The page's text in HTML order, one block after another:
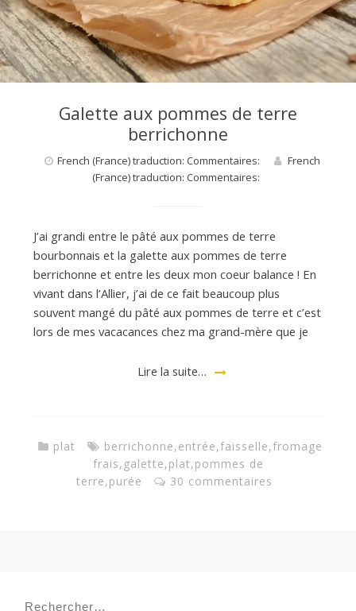
e
Galette aux pommes de terre
berrichonne
French (France) traduction: Commentaires:
French
(France) traduction: Commentaires:
J’ai grandi entre le pâté aux pommes de terre
bourbonnais et la galette aux pommes de terre
berrichonne et entre les deux mon coeur balance ! En
vivant dans l’Allier, j’ai de ce fait beaucoup plus
souvent mangé du pâté aux pommes de terre et c’est
lors de mes vacacances chez ma grand-mère que je
Lire la suite…
plat berrichonne,entrée,faisselle,fromage
frais, galette,plat,pommes de
terre,purée 30 commentaires
Rechercher :